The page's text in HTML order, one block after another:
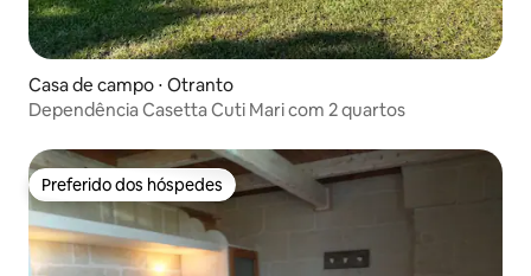
Casa de campo ⋅ Otranto
Dependência Casetta Cuti Mari com 2 quartos
Preferido dos hóspedes
Preferido dos hóspedes